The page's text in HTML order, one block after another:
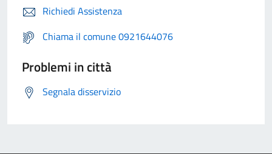
Richiedi Assistenza
Chiama il comune 0921644076
Problemi in città
Segnala disservizio